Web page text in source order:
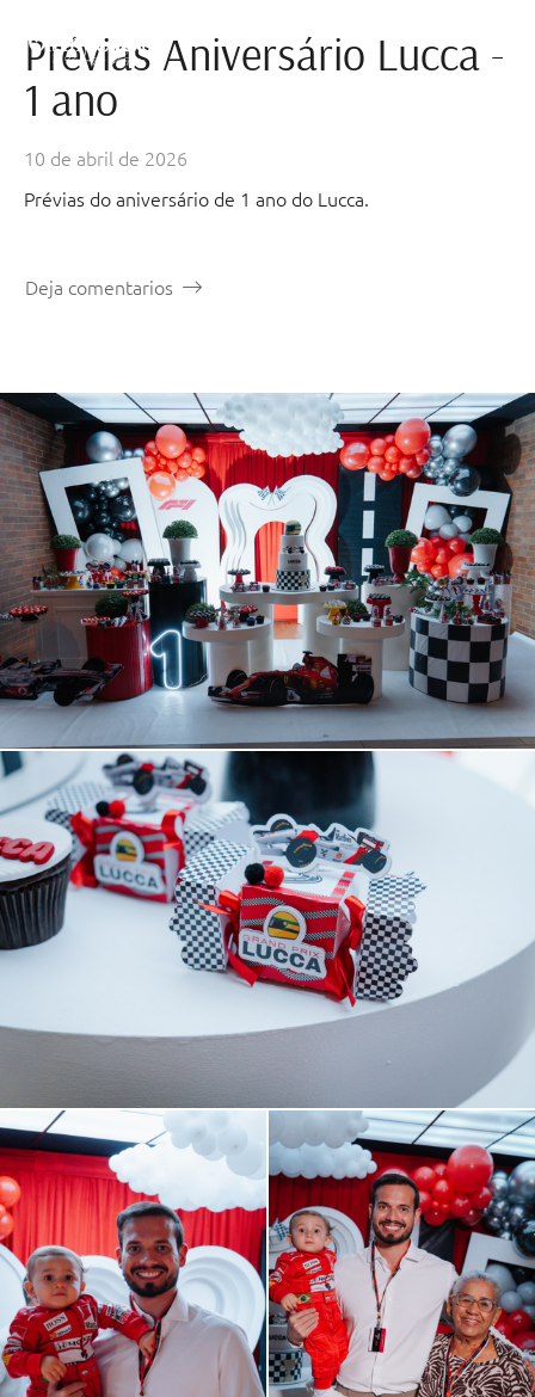
Prévias Aniversário Lucca -
1 ano
10 de abril de 2026
Prévias do aniversário de 1 ano do Lucca.
Deja comentarios